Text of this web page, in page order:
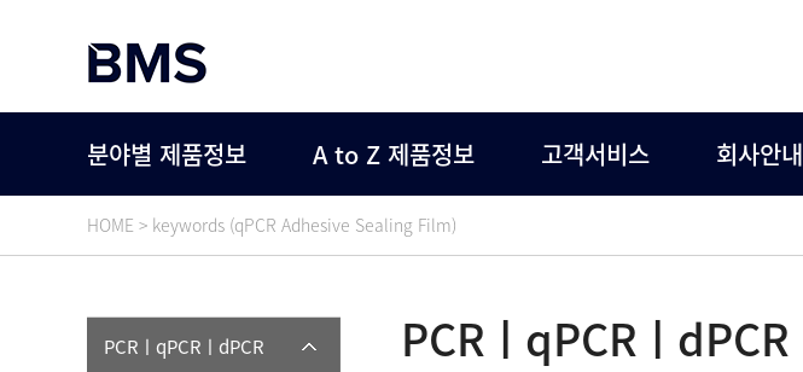
분야별 제품정보 A to Z 제품정보 고객서비스 회사안내
HOME > keywords (qPCR Adhesive Sealing Film)
PCRㅣqPCRㅣdPCR PCRㅣqPCRㅣdPCR